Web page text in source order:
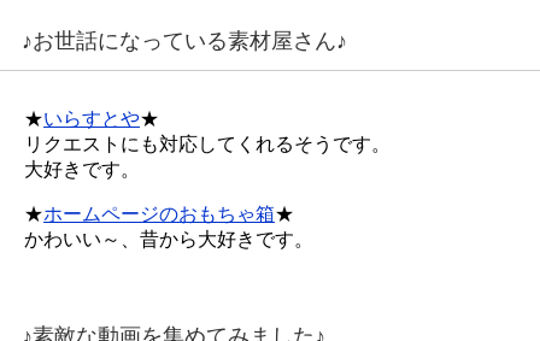
♪お世話になっている素材屋さん♪
★いらすとや★
リクエストにも対応してくれるそうです。
大好きです。
★ホームページのおもちゃ箱★
かわいい～、昔から大好きです。